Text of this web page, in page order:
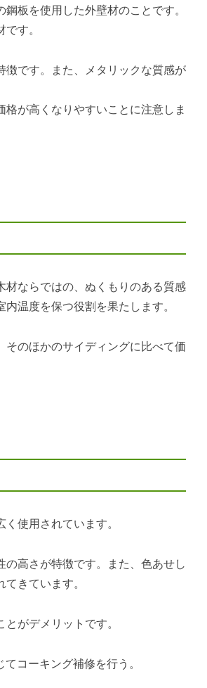
板を使用した外壁材のことです。
す。
徴です。また、メタリックな質感が
が高くなりやすいことに注意しま
材ならではの、ぬくもりのある質感
温度を保つ役割を果たします。
そのほかのサイディングに比べて価
使用されています。
高さが特徴です。また、色あせし
きています。
がデメリットです。
コーキング補修を行う。